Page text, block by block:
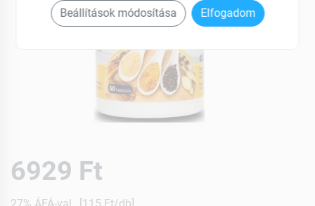
6929 Ft
27% ÁFÁ-val , [115 Ft/db]
Beállítások módosítása Elfogadom